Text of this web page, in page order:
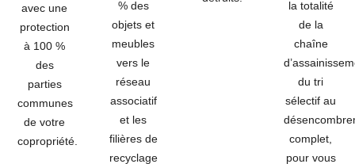
avec une
protection
à 100 %
des
parties
communes
de votre
copropriété.
%des
objets et
meubles
vers le
réseau
associatif
et les
filières de
recyclage
la totalité
de la
chaîne
du tri
sélectif au
complet,
pour vous